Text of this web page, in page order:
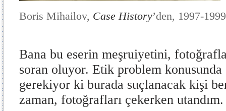
Boris Mihailov, Case History’den, 1997-1999
Bana bu eserin meşruiyetini,
soran oluyor. Etik problem konusunda
gerekiyor ki burada suçlanacak kişi
zaman, fotoğrafları çekerken utandım.